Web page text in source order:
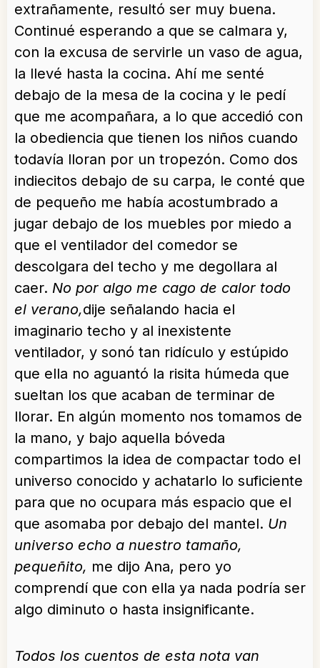
extrañamente, resultó ser muy buena.
Continué esperando a que se calmara y,
con la excusa de servirle un vaso de agua,
la llevé hasta la cocina. Ahí me senté
debajo de la mesa de la cocina y le pedí
que me acompañara, a lo que accedió con
la obediencia que tienen los niños cuando
todavía lloran por un tropezón. Como dos
indiecitos debajo de su carpa, le conté que
de pequeño me había acostumbrado a
jugar debajo de los muebles por miedo a
que el ventilador del comedor se
descolgara del techo y me degollara al
caer. No por algo me cago de calor todo
el verano,dije señalando hacia el
imaginario techo y al inexistente
ventilador, y sonó tan ridículo y estúpido
que ella no aguantó la risita húmeda que
sueltan los que acaban de terminar de
llorar. En algún momento nos tomamos de
la mano, y bajo aquella bóveda
compartimos la idea de compactar todo el
universo conocido y achatarlo lo suficiente
para que no ocupara más espacio que el
que asomaba por debajo del mantel. Un
universo echo a nuestro tamaño,
pequeñito, me dijo Ana, pero yo
comprendí que con ella ya nada podría ser
algo diminuto o hasta insignificante.
Todos los cuentos de esta nota van